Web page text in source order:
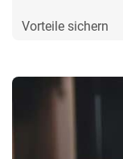
Stiftung unter der
Stiftungsfamilie
Ehrenamt betrifft“,
der
über 120 Jahren
Engagement
besonders, dass
Vorteile sichern